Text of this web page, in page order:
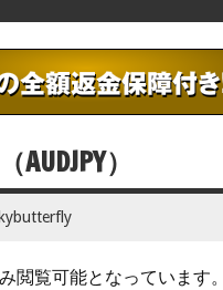
）
閲覧可能となっています。